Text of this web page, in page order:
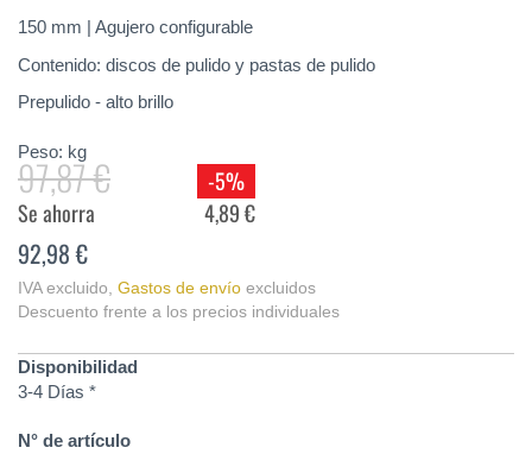
de
imágenes
150 mm | Agujero configurable
Contenido: discos de pulido y pastas de pulido
Prepulido - alto brillo
Peso: kg
97,87 €
-5%
Se ahorra
4,89 €
92,98 €
IVA excluido, Gastos de envío excluidos
Descuento frente a los precios individuales
Disponibilidad
3-4 Días *
N° de artículo